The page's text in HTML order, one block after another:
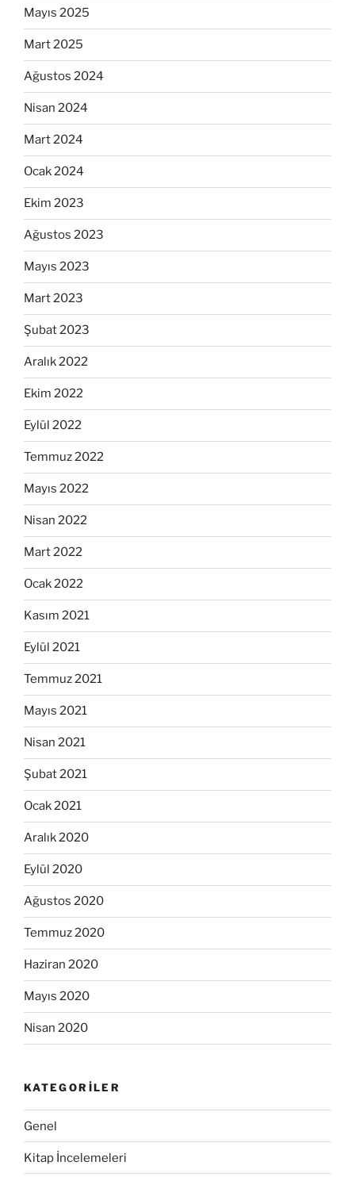
Mayıs 2025
Mart 2025
Ağustos 2024
Nisan 2024
Mart 2024
Ocak 2024
Ekim 2023
Ağustos 2023
Mayıs 2023
Mart 2023
Şubat 2023
Aralık 2022
Ekim 2022
Eylül 2022
Temmuz 2022
Mayıs 2022
Nisan 2022
Mart 2022
Ocak 2022
Kasım 2021
Eylül 2021
Temmuz 2021
Mayıs 2021
Nisan 2021
Şubat 2021
Ocak 2021
Aralık 2020
Eylül 2020
Ağustos 2020
Temmuz 2020
Haziran 2020
Mayıs 2020
Nisan 2020
KATEGORILER
Genel
Kitap İncelemeleri